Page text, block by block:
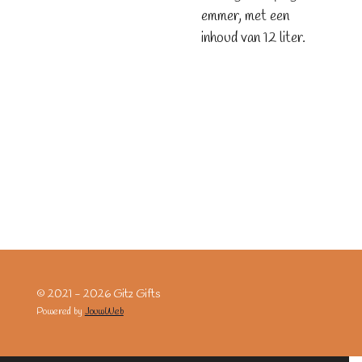
emmer, met een
inhoud van 12 liter.
© 2021 - 2026 Gitz Gifts
Powered byJouwWeb